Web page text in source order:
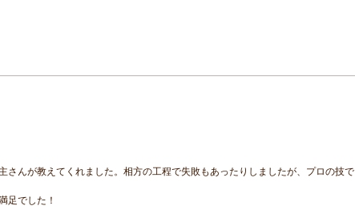
さんが教えてくれました。相方の工程で失敗もあったりしましたが、プロの技で
足でした！